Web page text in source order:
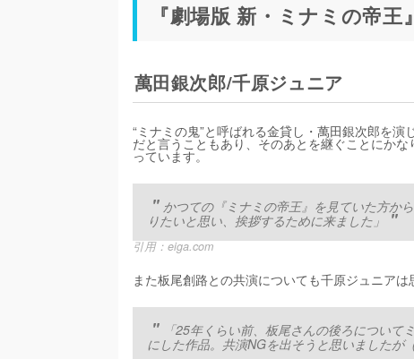
『劇場版 新・ミナミの帝王
萬田銀次郎/千原ジュニア
“ミナミの鬼”と呼ばれる金貸し・萬田銀次郎を
だと言うこともあり、そのあとを継ぐことにか
っています。
かつての『ミナミの帝王』を見ていた方か
りたいと思い、挨拶するために来ました」
引用：eiga.com
また板尾創路との共演についても千原ジュニアは
「25年くらい前、板尾さんの後ろについ
にした作品。共演NGを出そうと思いましたが